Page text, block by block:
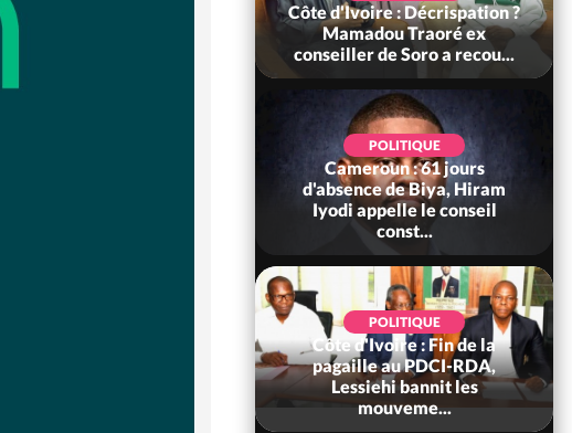
Côte d'Ivoire : Ouattara
promet des sanctions contre
Côte d'Ivoire : Décrispation ?
Mamadou Traoré ex
conseiller de Soro a recou...
POLITIQUE
Cameroun : 61 jours
d'absence de Biya, Hiram
Iyodi appelle le conseil
const...
POLITIQUE
Côte d'Ivoire : Fin de la
pagaille au PDCI-RDA,
Lessiehi bannit les
mouveme...